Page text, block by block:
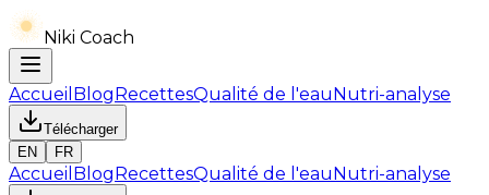
Niki Coach
Accueil BlogRecettesQualité de l'eauNutri-analyse
Télécharger
EN
FR
Accueil BlogRecettesQualité de l'eauNutri-analyse